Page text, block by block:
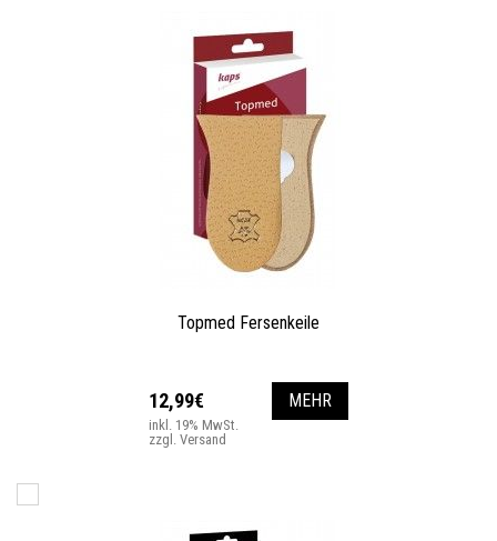
Topmed Fersenkeile
12,99€
inkl. 19% MwSt.
zzgl. Versand
MEHR